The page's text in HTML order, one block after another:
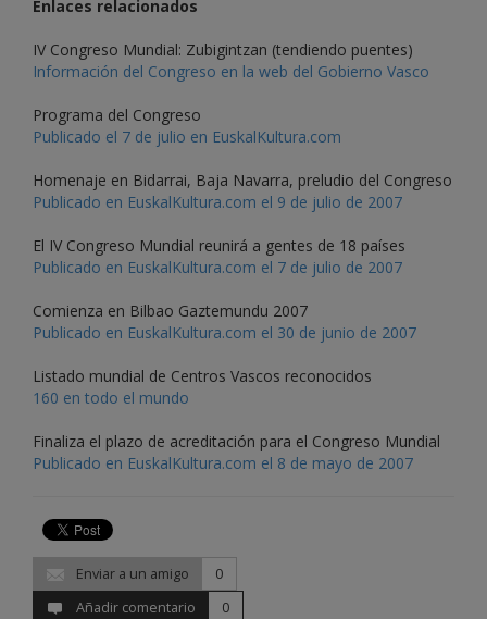
Enlaces relacionados
IV Congreso Mundial: Zubigintzan (tendiendo puentes)
Información del Congreso en la web del Gobierno Vasco
Programa del Congreso
Publicado el 7 de julio en EuskalKultura.com
Homenaje en Bidarrai, Baja Navarra, preludio del Congreso
Publicado en EuskalKultura.com el 9 de julio de 2007
El IV Congreso Mundial reunirá a gentes de 18 países
Publicado en EuskalKultura.com el 7 de julio de 2007
Comienza en Bilbao Gaztemundu 2007
Publicado en EuskalKultura.com el 30 de junio de 2007
Listado mundial de Centros Vascos reconocidos
160 en todo el mundo
Finaliza el plazo de acreditación para el Congreso Mundial
Publicado en EuskalKultura.com el 8 de mayo de 2007
Enviar a un amigo
0
Añadir comentario
0